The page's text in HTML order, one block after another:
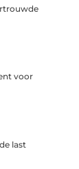
voor
last